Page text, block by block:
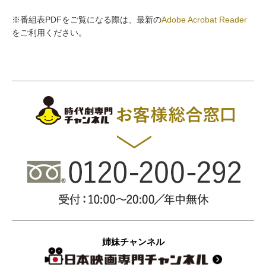
※番組表PDFをご覧になる際は、最新のAdobe Acrobat Reader
をご利用ください。
姉妹チャンネル